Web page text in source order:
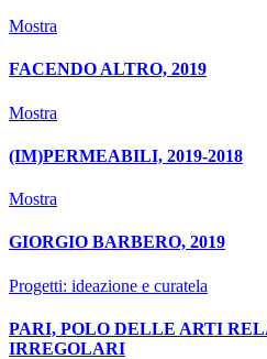
Mostra
FACENDO ALTRO, 2019
Mostra
(IM)PERMEABILI, 2019-2018
Mostra
GIORGIO BARBERO, 2019
Progetti: ideazione e curatela
PARI, POLO DELLE ARTI
IRREGOLARI